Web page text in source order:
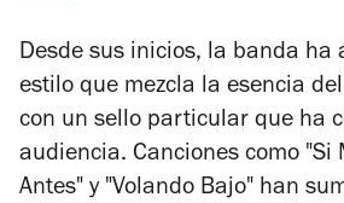
Desde sus inicios, la banda ha
estilo que mezcla la esencia
con un sello particular que ha
audiencia. Canciones como "Si
Antes" y "Volando Bajo" han